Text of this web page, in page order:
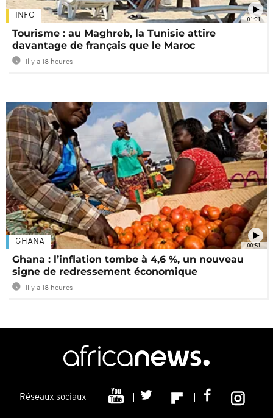
01:01
INFO
Tourisme : au Maghreb, la Tunisie attire
davantage de français que le Maroc
Il y a 18 heures
00:51
GHANA
Ghana : l’inflation tombe à 4,6 %, un nouveau
signe de redressement économique
Il y a 18 heures
Réseaux sociaux